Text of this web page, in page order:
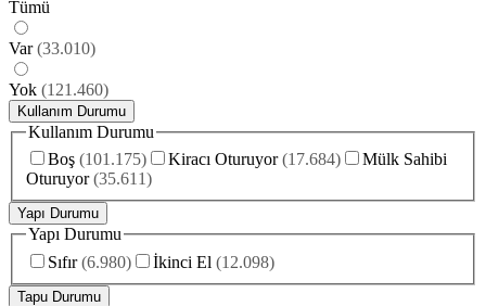
Tümü
Var (33.010)
Yok (121.460)
Kullanım Durumu
Kullanım Durumu
Boş (101.175) Kiracı Oturuyor (17.684)
Mülk Sahibi
Oturuyor (35.611)
Yapı Durumu
Yapı Durumu
Sıfır (6.980) İkinci El (12.098)
Tapu Durumu